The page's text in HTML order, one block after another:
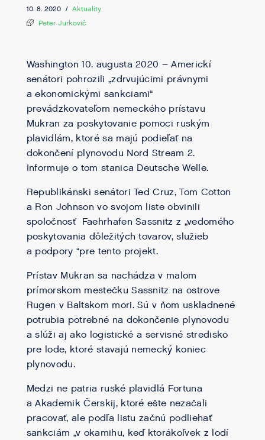
10. 8. 2020 / Aktuality
Peter Jurkovič
Washington 10. augusta 2020 – Americkí
senátori pohrozili „zdrvujúcimi právnymi
a ekonomickými sankciami“
prevádzkovateľom nemeckého prístavu
Mukran za poskytovanie pomoci ruským
plavidlám, ktoré sa majú podieľať na
dokončení plynovodu Nord Stream 2.
Informuje o tom stanica Deutsche Welle.
Republikánski senátori Ted Cruz, Tom Cotton
a Ron Johnson vo svojom liste obvinili
spoločnosť Faehrhafen Sassnitz z „vedomého
poskytovania dôležitých tovarov, služieb
a podpory “pre tento projekt.
Prístav Mukran sa nachádza v malom
prímorskom mestečku Sassnitz na ostrove
Rugen v Baltskom mori. Sú v ňom uskladnené
potrubia potrebné na dokončenie plynovodu
a slúži aj ako logistické a servisné stredisko
pre lode, ktoré stavajú nemecký koniec
plynovodu.
Medzi ne patria ruské plavidlá Fortuna
a Akademik Čerskij, ktoré ešte nezačali
pracovať, ale podľa listu začnú podliehať
sankciám „v okamihu, keď ktorákoľvek z lodí